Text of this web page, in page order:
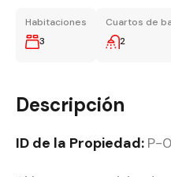
Habitaciones
3
Cuartos de
2
Descripción
ID de la Propiedad: P-